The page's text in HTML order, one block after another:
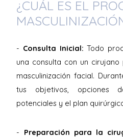
¿CUÁL ES EL
- Consulta Inicial: Todo
una consulta con un
masculinización facial.
tus objetivos, opciones
potenciales y el plan
- Preparación para la